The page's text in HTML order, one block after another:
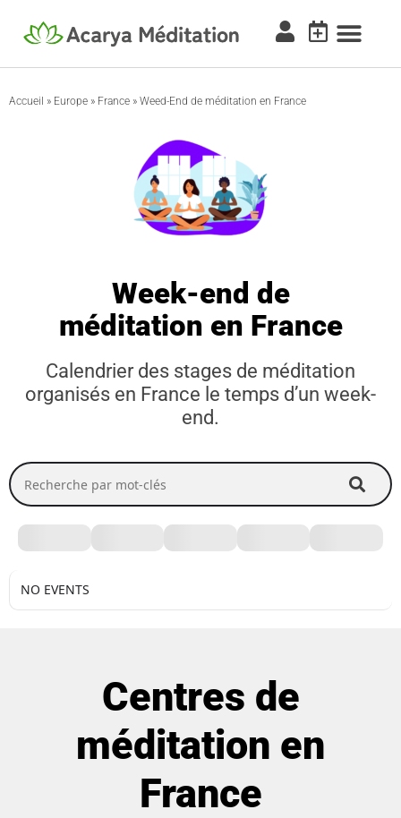
Accueil » Europe » France » Weed-End de méditation en France
Week-end de
méditation en France
Calendrier des stages de méditation
organisés en France le temps d’un week-
end.
Recherche par mot-clés
NO EVENTS
Centres de
méditation en
France